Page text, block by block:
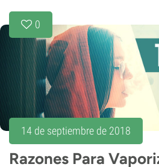
0
14 de septiembre de 2018
Razones Para